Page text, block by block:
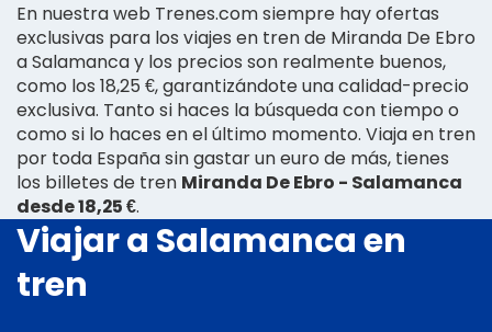
En nuestra web Trenes.com siempre hay ofertas
exclusivas para los viajes en tren de Miranda De Ebro
a Salamanca y los precios son realmente buenos,
como los 18,25 €, garantizándote una calidad-precio
exclusiva. Tanto si haces la búsqueda con tiempo o
como si lo haces en el último momento. Viaja en tren
por toda España sin gastar un euro de más, tienes
los billetes de tren Miranda De Ebro - Salamanca
desde 18,25 €.
Viajar a Salamanca en
tren